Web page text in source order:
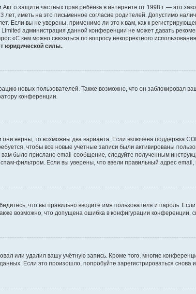
Акт о защите частных прав ребёнка в интернете от 1998 г. — это
иметь на это письменное согласие родителей. Допустимо
Если вы не уверены, применимо ли это к вам, как к
администрация данной конференции не может давать
«С кем можно связаться по вопросу некорректного
юридической силы.
новых пользователей. Также возможно, что он заблокировал
конференции.
верны, то возможны два варианта. Если включена поддержка
чтобы все новые учётные записи были активированы
было прислано email-сообщение, следуйте полученным
фильтром. Если вы уверены, что ввели правильный адрес email,
что вы правильно вводите имя пользователя и пароль.
возможно, что допущена ошибка в конфигурации конференции,
или удалил вашу учётную запись. Кроме того, многие
Если это произошло, попробуйте зарегистрироваться снова и